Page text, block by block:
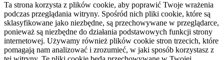
Ta strona korzysta z plików cookie, aby poprawić Twoje wrażenia
podczas przeglądania witryny. Spośród nich pliki cookie, które są
sklasyfikowane jako niezbędne, są przechowywane w przeglądarce,
ponieważ są niezbędne do działania podstawowych funkcji strony
internetowej. Używamy również plików cookie stron trzecich, które
pomagają nam analizować i zrozumieć, w jaki sposób korzystasz z